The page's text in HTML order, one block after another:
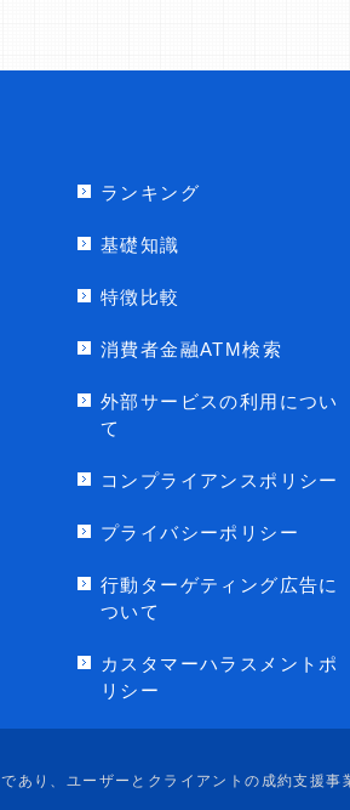
ランキング
基礎知識
特徴比較
消費者金融ATM検索
外部サービスの利用につい
て
コンプライアンスポリシー
プライバシーポリシー
行動ターゲティング広告に
ついて
カスタマーハラスメントポ
リシー